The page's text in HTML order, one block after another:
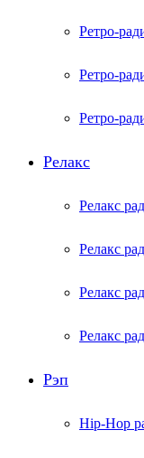
Ретро-
Ретро-
Ретро-
Релакс
Релакс
Релакс
Релакс
Релакс
Рэп
Hip-Hop